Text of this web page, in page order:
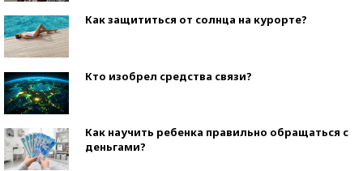
Как защититься от солнца на курорте?
Кто изобрел средства связи?
Как научить ребенка правильно обращаться с
деньгами?